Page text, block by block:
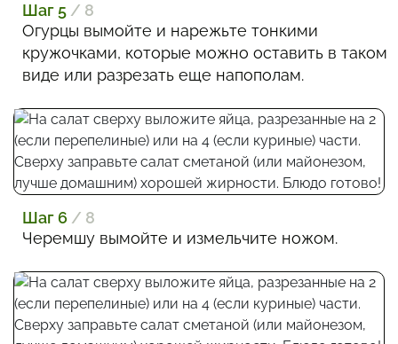
Шаг 5 / 8
Огурцы вымойте и нарежьте тонкими
кружочками, которые можно оставить в таком
виде или разрезать еще напополам.
Шаг 6 / 8
Черемшу вымойте и измельчите ножом.